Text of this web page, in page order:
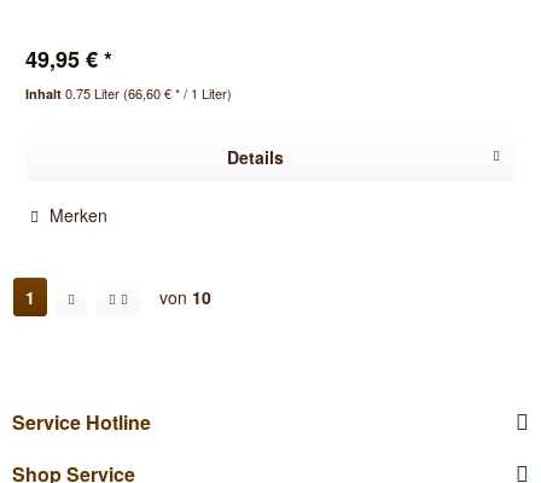
49,95 € *
Inhalt0.75 Liter(66,60 € * / 1 Liter)
Details
Merken
1 von 10
Service Hotline
Shop Service